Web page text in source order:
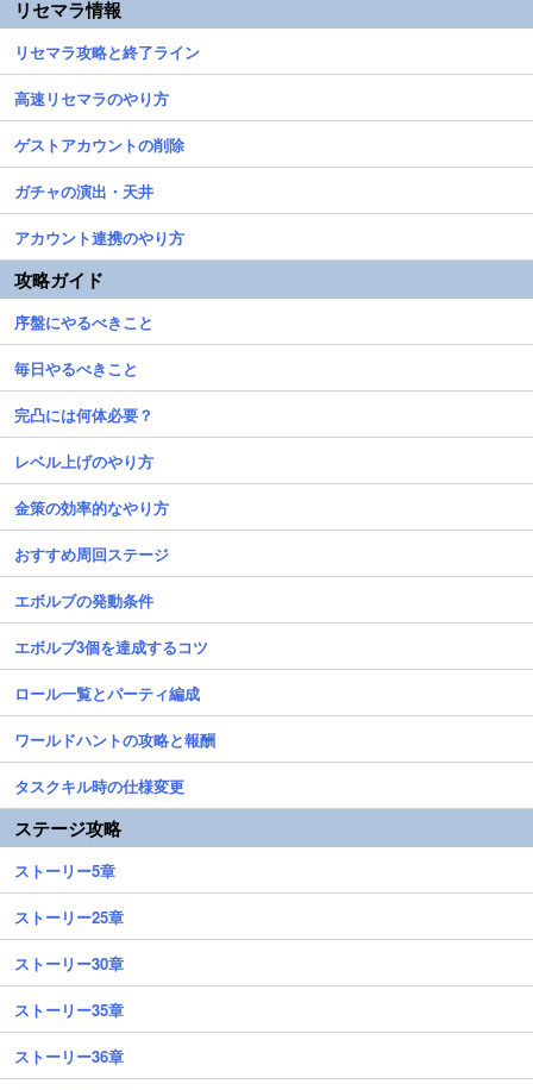
リセマラ情報
リセマラ攻略と終了ライン
高速リセマラのやり方
ゲストアカウントの削除
ガチャの演出・天井
アカウント連携のやり方
攻略ガイド
序盤にやるべきこと
毎日やるべきこと
完凸には何体必要？
レベル上げのやり方
金策の効率的なやり方
おすすめ周回ステージ
エボルブの発動条件
エボルブ3個を達成するコツ
ロール一覧とパーティ編成
ワールドハントの攻略と報酬
タスクキル時の仕様変更
ステージ攻略
ストーリー5章
ストーリー25章
ストーリー30章
ストーリー35章
ストーリー36章